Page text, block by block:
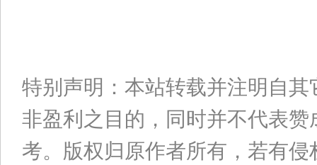
特别声明：本站转载并注明自
非盈利之目的，同时并不代表
考。版权归原作者所有，若有